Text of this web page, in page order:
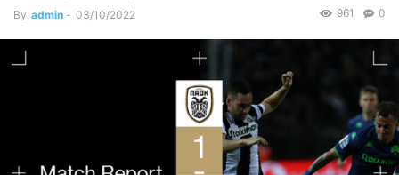
By admin - 03/10/2022 0
961